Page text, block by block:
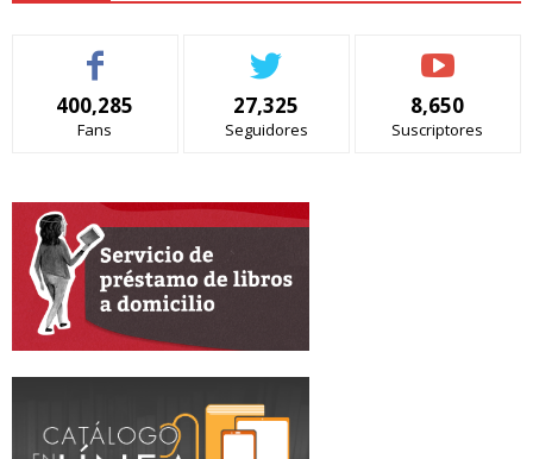
400,285
Fans
27,325
Seguidores
8,650
Suscriptores